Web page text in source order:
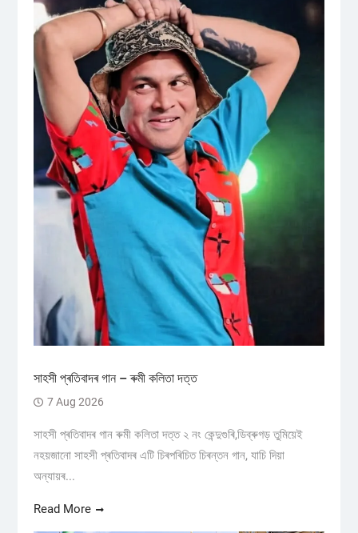
সাহসী প্ৰতিবাদৰ গান – ৰুমী কলিতা দত্ত
7 Aug 2026
সাহসী প্ৰতিবাদৰ গান ৰুমী কলিতা দত্ত ২ নং কেন্দুগুৰি,ডিব্ৰুগড় তুমিয়েই
নহয়জানো সাহসী প্ৰতিবাদৰ এটি চিৰপৰিচিত চিৰন্তন গান, যাচি দিয়া
অন্যায়ৰ...
Read More